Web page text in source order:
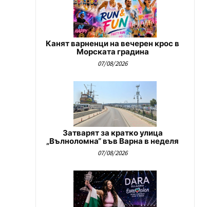
Канят варненци на вечерен крос в
Морската градина
07/08/2026
Затварят за кратко улица
„Вълноломна“ във Варна в неделя
07/08/2026